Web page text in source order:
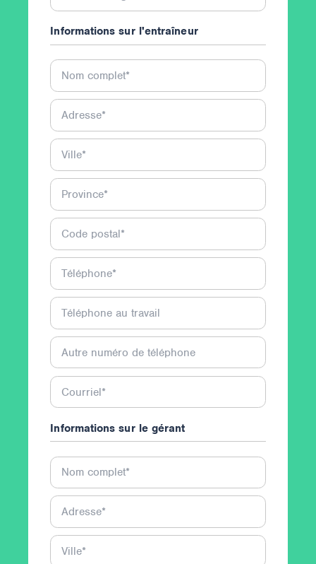
Informations sur l'entraîneur
Nom complet*
Adresse*
Ville*
Province*
Code postal*
Téléphone*
Téléphone au travail
Autre numéro de téléphone
Courriel*
Informations sur le gérant
Nom complet*
Adresse*
Ville*